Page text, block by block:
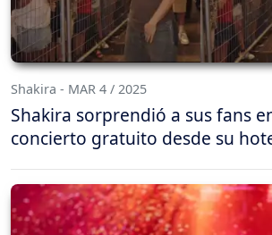
Shakira - MAR 4 / 2025
Shakira sorprendió a sus fans
concierto gratuito desde su